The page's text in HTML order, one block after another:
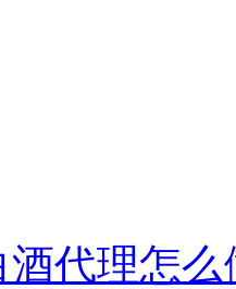
酒代理怎